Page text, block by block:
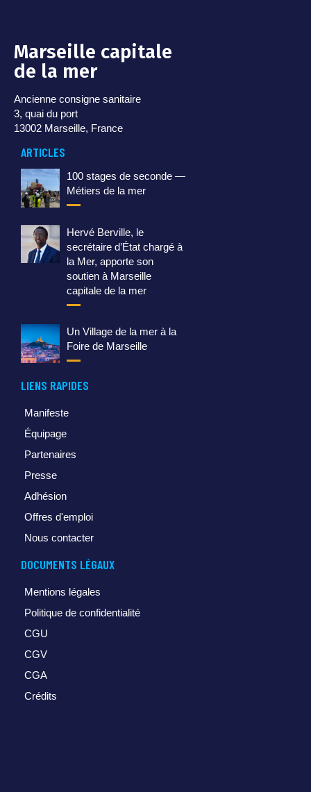
Marseille capitale
de la mer
Ancienne consigne sanitaire
3, quai du port
13002 Marseille, France
ARTICLES
100 stages de seconde —
Métiers de la mer
Hervé Berville, le
secrétaire d’État chargé à
la Mer, apporte son
soutien à Marseille
capitale de la mer
Un Village de la mer à la
Foire de Marseille
LIENS RAPIDES
Manifeste
Équipage
Partenaires
Presse
Adhésion
Offres d'emploi
Nous contacter
DOCUMENTS LÉGAUX
Mentions légales
Politique de confidentialité
CGU
CGV
CGA
Crédits